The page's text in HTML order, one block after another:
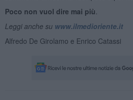
Poco non vuol dire mai più
Leggi anche su www.ilmedioriente.it
Alfredo De Girolamo e Enrico Catassi